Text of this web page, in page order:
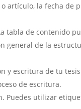
artículo, la fecha de
tabla de contenido
general de la
y escritura de tu
de escritura.
Puedes utilizar